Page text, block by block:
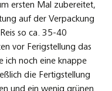
ersten Mal zubereitet,
auf der Verpackung
so ca. 35-40
vor Ferigstellung das
ich noch eine knappe
die Fertigstellung